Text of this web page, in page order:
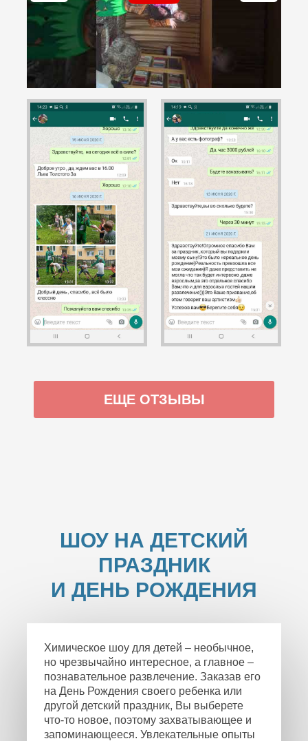
ЕЩЕ ОТЗЫВЫ
ШОУ НА ДЕТСКИЙ
ПРАЗДНИК
И ДЕНЬ РОЖДЕНИЯ
Химическое шоу для детей – необычное,
но чрезвычайно интересное, а главное –
познавательное развлечение. Заказав его
на День Рождения своего ребенка или
другой детский праздник, Вы выберете
что-то новое, поэтому захватывающее и
запоминающееся. Увлекательные опыты